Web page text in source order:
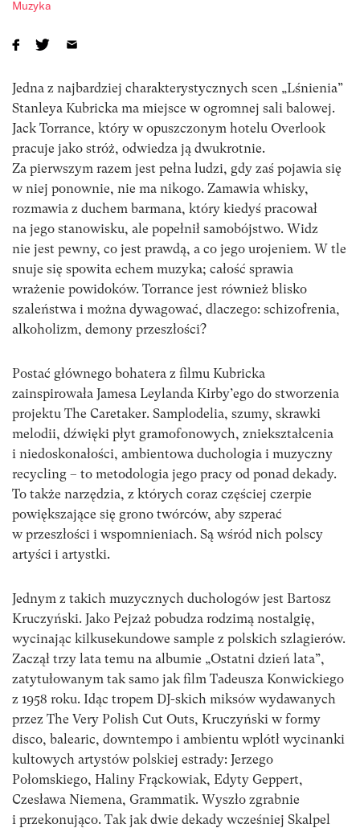
Muzyka
Jedna z najbardziej charakterystycznych scen „Lśnienia”
Stanleya Kubricka ma miejsce w ogromnej sali balowej.
Jack Torrance, który w opuszczonym hotelu Overlook
pracuje jako stróż, odwiedza ją dwukrotnie.
Za pierwszym razem jest pełna ludzi, gdy zaś pojawia się
w niej ponownie, nie ma nikogo. Zamawia whisky,
rozmawia z duchem barmana, który kiedyś pracował
na jego stanowisku, ale popełnił samobójstwo. Widz
nie jest pewny, co jest prawdą, a co jego urojeniem. W tle
snuje się spowita echem muzyka; całość sprawia
wrażenie powidoków. Torrance jest również blisko
szaleństwa i można dywagować, dlaczego: schizofrenia,
alkoholizm, demony przeszłości?
Postać głównego bohatera z filmu Kubricka
zainspirowała Jamesa Leylanda Kirby’ego do stworzenia
projektu The Caretaker. Samplodelia, szumy, skrawki
melodii, dźwięki płyt gramofonowych, zniekształcenia
i niedoskonałości, ambientowa duchologia i muzyczny
recycling – to metodologia jego pracy od ponad dekady.
To także narzędzia, z których coraz częściej czerpie
powiększające się grono twórców, aby szperać
w przeszłości i wspomnieniach. Są wśród nich polscy
artyści i artystki.
Jednym z takich muzycznych duchologów jest Bartosz
Kruczyński. Jako Pejzaż pobudza rodzimą nostalgię,
wycinając kilkusekundowe sample z polskich szlagierów.
Zaczął trzy lata temu na albumie „Ostatni dzień lata”,
zatytułowanym tak samo jak film Tadeusza Konwickiego
z 1958 roku. Idąc tropem DJ-skich miksów wydawanych
przez The Very Polish Cut Outs, Kruczyński w formy
disco, balearic, downtempo i ambientu wplótł wycinanki
kultowych artystów polskiej estrady: Jerzego
Połomskiego, Haliny Frąckowiak, Edyty Geppert,
Czesława Niemena, Grammatik. Wyszło zgrabnie
i przekonująco. Tak jak dwie dekady wcześniej Skalpel